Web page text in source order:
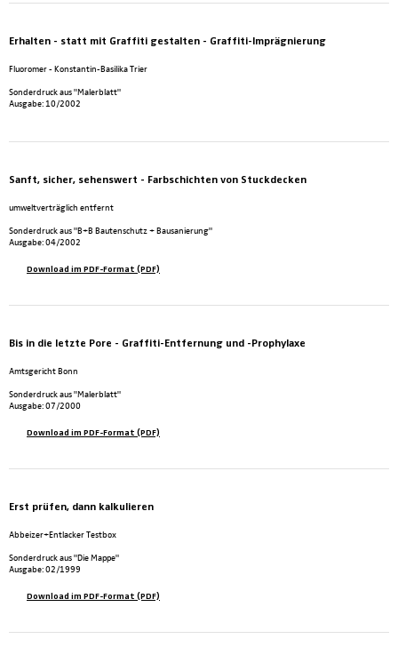
Erhalten - statt mit Graffiti gestalten - Graffiti-Imprägnierung
Fluoromer - Konstantin-Basilika Trier
Sonderdruck aus "Malerblatt"
Ausgabe: 10/2002
Sanft, sicher, sehenswert - Farbschichten von Stuckdecken
umweltverträglich entfernt
Sonderdruck aus "B+B Bautenschutz + Bausanierung"
Ausgabe: 04/2002
Download im PDF-Format (PDF)
Bis in die letzte Pore - Graffiti-Entfernung und -Prophylaxe
Amtsgericht Bonn
Sonderdruck aus "Malerblatt"
Ausgabe: 07/2000
Download im PDF-Format (PDF)
Erst prüfen, dann kalkulieren
Abbeizer+Entlacker Testbox
Sonderdruck aus "Die Mappe"
Ausgabe: 02/1999
Download im PDF-Format (PDF)